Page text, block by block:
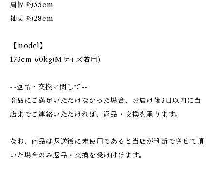
肩幅 約55cm
袖丈 約28cm
【model】
173cm 60kg(Mサイズ着用)
--返品・交換に関して--
商品にご満足いただけなかった場合、お届け後3日以内に当
店までご連絡いただければ、返品・交換を承ります。
なお、商品は返送後に未使用であると当店が判断でさせて頂
いた場合のみ返品・交換を受け付けます。